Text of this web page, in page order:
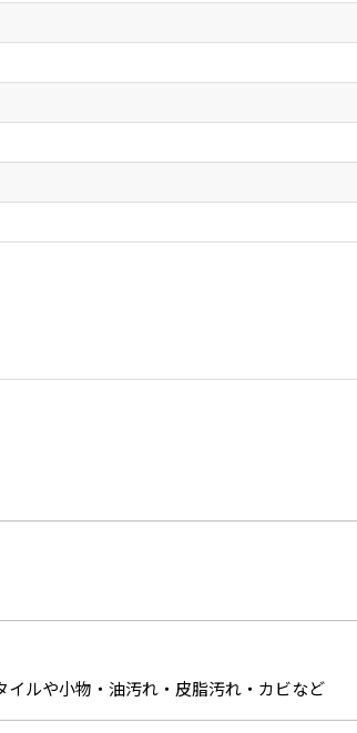
ルや小物・油汚れ・皮脂汚れ・カビなど